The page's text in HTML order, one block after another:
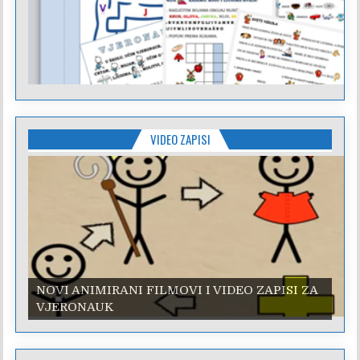
VIDEO ZAPISI
NOVI ANIMIRANI FILMOVI I VIDEO ZAPISI ZA
VJERONAUK
NOVI ANIMIRANI FILMOVI I VIDEO ZAPISI ZA
VJERONAUK